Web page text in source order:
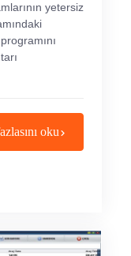
yetersiz
oku